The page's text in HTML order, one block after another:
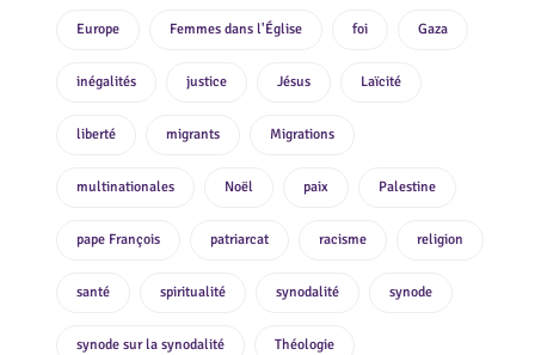
Europe Femmes dans l'Église foi Gaza
inégalités justice Jésus Laïcité
liberté migrants Migrations
multinationales Noël paix Palestine
pape François patriarcat racisme religion
santé spiritualité synodalité synode
synode sur la synodalité Théologie